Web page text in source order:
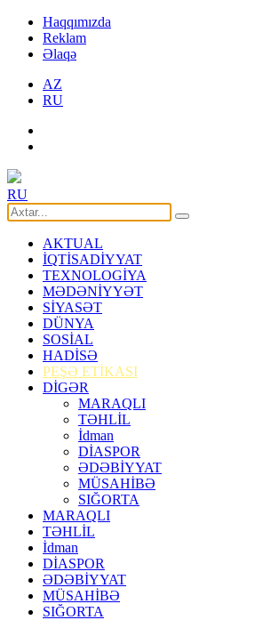
Haqqımızda
Reklam
Əlaqə
AZ
RU
RU
AKTUAL
İQTİSADİYYAT
TEXNOLOGİYA
MƏDƏNİYYƏT
SİYASƏT
DÜNYA
SOSİAL
HADİSƏ
PEŞƏ ETİKASI
DİGƏR
MARAQLI
TƏHLİL
İdman
DİASPOR
ƏDƏBİYYAT
MÜSAHİBƏ
SIĞORTA
MARAQLI
TƏHLİL
İdman
DİASPOR
ƏDƏBİYYAT
MÜSAHİBƏ
SIĞORTA